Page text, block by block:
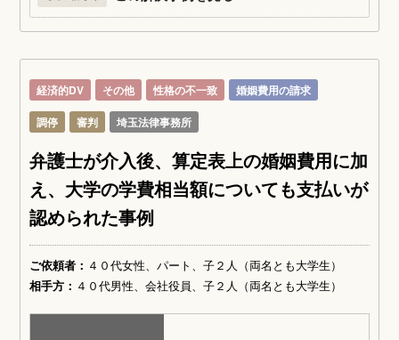
経済的DV その他 性格の不一致
婚姻費用の請求
調停
審判 埼玉法律事務所
弁護士が介入後、算定表上の婚姻費用に加
え、大学の学費相当額についても支払いが
認められた事例
ご依頼者： ４０代女性、パート、子２人（両名とも大学生）
相手方： ４０代男性、会社役員、子２人（両名とも大学生）